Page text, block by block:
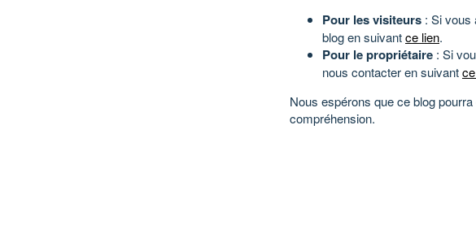
Pour les visiteurs : Si vous
blog en suivantce lien.
Pour le propriétaire : Si
nous contacter en suivant
Nous espérons que ce blog
compréhension.